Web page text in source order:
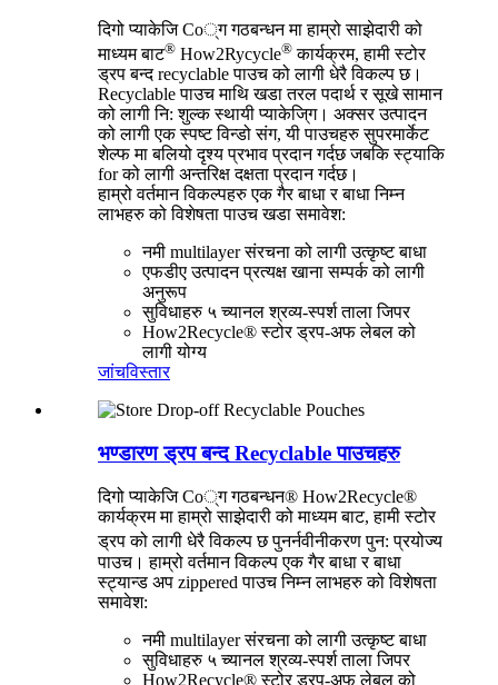
दिगो प्याकेजि Co्ग गठबन्धन मा हाम्रो साझेदारी को
माध्यम बाट® How2Rycycle® कार्यक्रम, हामी स्टोर
ड्रप बन्द recyclable पाउच को लागी धेरै विकल्प छ।
Recyclable पाउच माथि खडा तरल पदार्थ र सूखे सामान
को लागी नि: शुल्क स्थायी प्याकेजि्ग। अक्सर उत्पादन
को लागी एक स्पष्ट विन्डो संग, यी पाउचहरु सुपरमार्केट
शेल्फ मा बलियो दृश्य प्रभाव प्रदान गर्दछ जबकि स्ट्याकि
for को लागी अन्तरिक्ष दक्षता प्रदान गर्दछ।
हाम्रो वर्तमान विकल्पहरु एक गैर बाधा र बाधा निम्न
लाभहरु को विशेषता पाउच खडा समावेश:
नमी multilayer संरचना को लागी उत्कृष्ट बाधा
एफडीए उत्पादन प्रत्यक्ष खाना सम्पर्क को लागी
अनुरूप
सुविधाहरु ५ च्यानल श्रव्य-स्पर्श ताला जिपर
How2Recycle® स्टोर ड्रप-अफ लेबल को
लागी योग्य
जांचविस्तार
भण्डारण ड्रप बन्द Recyclable पाउचहरु
दिगो प्याकेजि Co्ग गठबन्धन® How2Recycle®
कार्यक्रम मा हाम्रो साझेदारी को माध्यम बाट, हामी स्टोर
ड्रप को लागी धेरै विकल्प छपुनर्नवीनीकरणपुन: प्रयोज्य
पाउच। हाम्रो वर्तमान विकल्प एक गैर बाधा र बाधा
स्ट्यान्ड अप zippered पाउच निम्न लाभहरु को विशेषता
समावेश:
नमी multilayer संरचना को लागी उत्कृष्ट बाधा
सुविधाहरु ५ च्यानल श्रव्य-स्पर्श ताला जिपर
How2Recycle® स्टोर ड्रप-अफ लेबल को